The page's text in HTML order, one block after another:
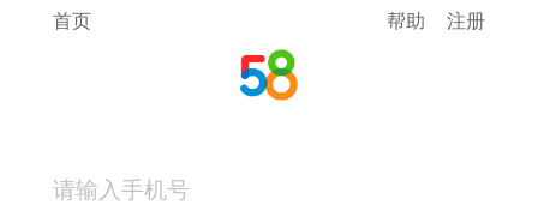
首页 帮助 注册